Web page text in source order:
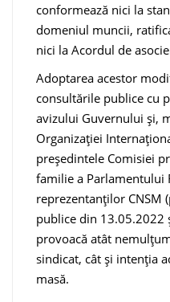
conformează nici la
domeniul muncii,
nici la Acordul de
Adoptarea acestor
consultările publice cu
avizului Guvernului și,
Organizației
președintele Comisiei
familie a Parlamentului
reprezentanților CNSM
publice din 13.05.2022
provoacă atât
sindicat, cât și intenția
masă.